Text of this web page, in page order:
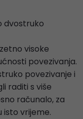
dvostruko
visoke
povezivanja.
povezivanje i
raditi s više
računalo, za
isto vrijeme.